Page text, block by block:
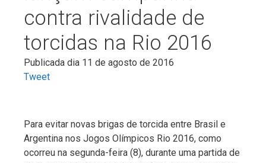
contra rivalidade de
torcidas na Rio 2016
Publicada dia 11 de agosto de 2016
Tweet
Para evitar novas brigas de torcida entre Brasil e
Argentina nos Jogos Olímpicos Rio 2016, como
ocorreu na segunda-feira (8), durante uma partida de